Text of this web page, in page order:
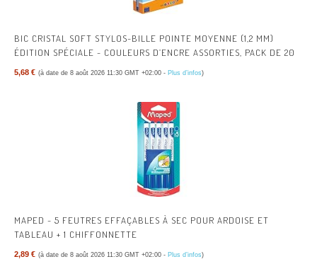
BIC CRISTAL SOFT STYLOS-BILLE POINTE MOYENNE (1,2 MM)
ÉDITION SPÉCIALE - COULEURS D’ENCRE ASSORTIES, PACK DE 20
5,68 € (à date de 8 août 2026 11:30 GMT +02:00 - Plus d’infos)
MAPED - 5 FEUTRES EFFAÇABLES À SEC POUR ARDOISE ET
TABLEAU + 1 CHIFFONNETTE
2,89 € (à date de 8 août 2026 11:30 GMT +02:00 - Plus d’infos)